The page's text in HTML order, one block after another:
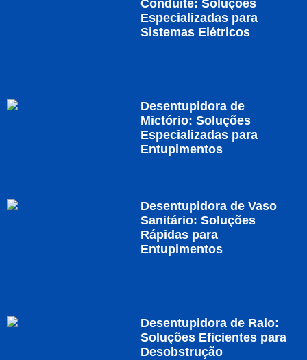
Conduite: Soluções
Especializadas para
Sistemas Elétricos
Desentupidora de
Mictório: Soluções
Especializadas para
Entupimentos
Desentupidora de Vaso
Sanitário: Soluções
Rápidas para
Entupimentos
Desentupidora de Ralo:
Soluções Eficientes para
Desobstrução